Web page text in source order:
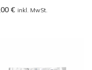
€ inkl. MwSt.